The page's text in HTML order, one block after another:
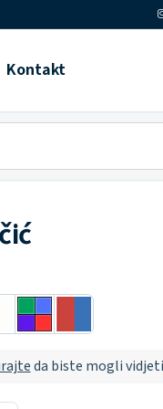
Kontakt
da biste mogli